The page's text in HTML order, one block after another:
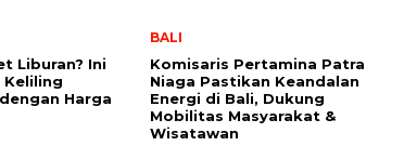
Liburan? Ini
Keliling
Harga
BALI
Komisaris Pertamina Patra
Niaga Pastikan Keandalan
Energi di Bali, Dukung
Mobilitas Masyarakat &
Wisatawan